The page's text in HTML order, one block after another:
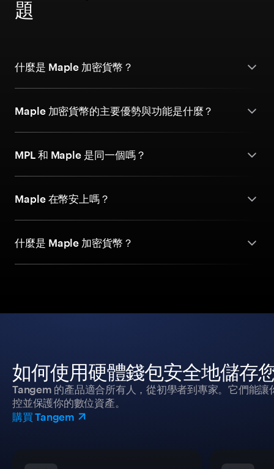
題
什麼是 Maple 加密貨幣？
Maple 加密貨幣的主要優勢與功能是什麼？
MPL 和 Maple 是同一個嗎？
Maple 在幣安上嗎？
什麼是 Maple 加密貨幣？
如何使用硬體錢包安全地儲存
Tangem 的產品適合所有人，從初學者到專家。它們能
控並保護你的數位資產。
購買 Tangem